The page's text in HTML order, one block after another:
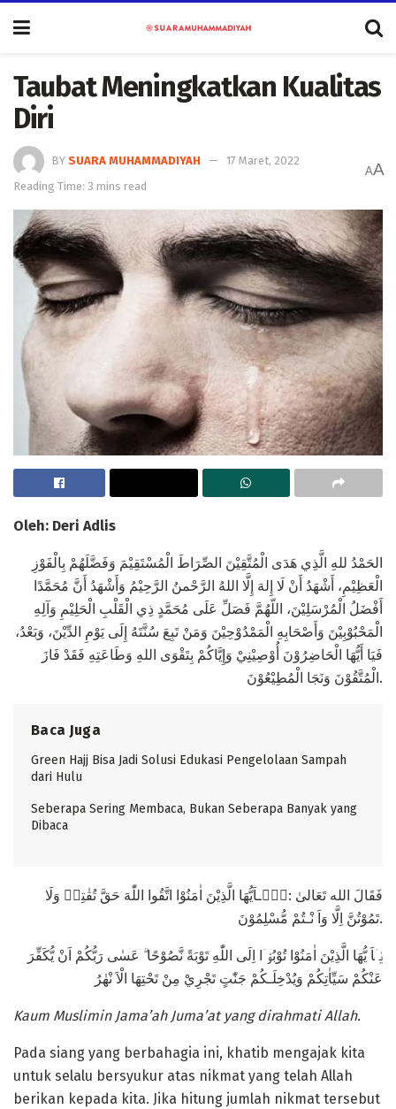
Taubat Meningkatkan Kualitas
Diri
BY SUARA MUHAMMADIYAH
17 Maret, 2022
Reading Time: 3 mins read
AA
Oleh: Deri Adlis
الحَمْدُ للهِ الَّذِي هَدَى الْمُتَّقِيْنَ الصِّرَاطَ الْمُسْتَقِيْمَ وَفَضَّلَهُمْ بِالْفَوْزِ
الْعَظِيْمِ، أَشْهَدُ أَنْ لَا إِلهَ إِلَّا اللهُ الرَّحْمنُ الرَّحِيْمُ وَأَشْهَدُ أَنَّ مُحَمَّدًا
أَفْضَلُ الْمُرْسَلِيْنَ، اللّهُمَّ فَصَلِّ عَلَى مُحَمَّدٍ ذِي الْقَلْبِ الْحَلِيْمِ وَآلِهِ
الْمَحْبُوْبِيْنَ وَأَصْحَابِهِ الْمَمْدُوْحِيْنَ وَمَنْ تَبِعَ سُنَّتَهُ إِلَى يَوْمِ الدِّيْنَ، وَبَعْدُ،
فَيَا أَيُّهَا الْحَاضِرُوْنَ أُوْصِيْنِيْ وَإِيَّاكُمْ بِتَقْوَى اللهِ وَطَاعَتِهِ فَقَدْ فَازَ
الْمُتَّقُوْنَ وَنَجَا الْمُطِيْعُوْنَ.
Baca Juga
Green Hajj Bisa Jadi Solusi Edukasi Pengelolaan Sampah
dari Hulu
Seberapa Sering Membaca, Bukan Seberapa Banyak yang
Dibaca
فَقَالَ الله تَعَالىٰ :يٰۤـاَيُّهَا الَّذِيْنَ اٰمَنُوْا اتَّقُوا اللّٰهَ حَقَّ تُقٰتِهٖ وَلَا
تَمُوْتُنَّ اِلَّا وَاَ نْـتُمْ مُّسْلِمُوْنَ.
يٰۤاَ يُّهَا الَّذِيْنَ اٰمَنُوْا تُوْبُوْۤا اِلَى اللّٰهِ تَوْبَةً نَّصُوْحًا ۗ عَسٰى رَبُّكُمْ اَنْ يُّكَفِّرَ
عَنْكُمْ سَيِّاٰتِكُمْ وَيُدْخِلَـكُمْ جَنّٰتٍ تَجْرِيْ مِنْ تَحْتِهَا الْاَ نْهٰرُ
Kaum Muslimin Jama’ah Juma’at yang dirahmati Allah.
Pada siang yang berbahagia ini, khatib mengajak kita
untuk selalu bersyukur atas nikmat yang telah Allah
berikan kepada kita. Jika hitung jumlah nikmat tersebut